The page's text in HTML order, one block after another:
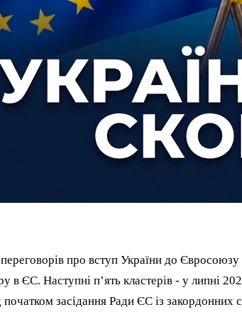
про вступ України до
в ЄС. Наступні п’ять кластерів - у липні
засідання Ради ЄС із закордонних